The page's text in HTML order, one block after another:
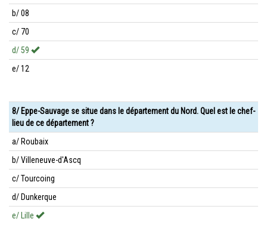
b/ 08
c/ 70
d/ 59
e/ 12
8/ Eppe-Sauvage se situe dans le département du Nord. Quel est le chef-
lieu de ce département ?
a/ Roubaix
b/ Villeneuve-d'Ascq
c/ Tourcoing
d/ Dunkerque
e/ Lille